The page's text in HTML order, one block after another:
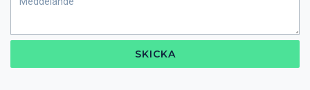
SKICKA